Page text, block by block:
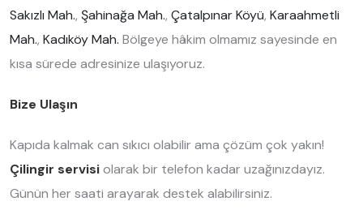
Sakızlı Mah., Şahinağa Mah., Çatalpınar Köyü, Karaahmetli
Mah., Kadıköy Mah. Bölgeye hâkim olmamız sayesinde en
kısa sürede adresinize ulaşıyoruz.
Bize Ulaşın
Kapıda kalmak can sıkıcı olabilir ama çözüm çok yakın!
Çilingir servisiolarak bir telefon kadar uzağınızdayız.
Günün her saati arayarak destek alabilirsiniz.